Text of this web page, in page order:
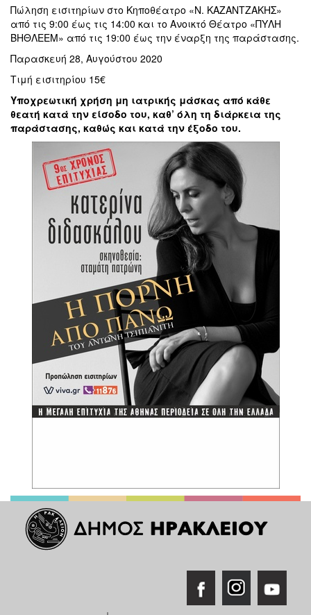
Πώληση εισιτηρίων στο Κηποθέατρο «Ν. ΚΑΖΑΝΤΖΑΚΗΣ»
από τις 9:00 έως τις 14:00 και το Ανοικτό Θέατρο «ΠΥΛΗ
ΒΗΘΛΕΕΜ» από τις 19:00 έως την έναρξη της παράστασης.
Παρασκευή 28, Αυγούστου 2020
Τιμή εισιτηρίου 15€
Υποχρεωτική χρήση μη ιατρικής μάσκας από κάθε
θεατή κατά την είσοδο του, καθ’ όλη τη διάρκεια της
παράστασης, καθώς και κατά την έξοδο του.